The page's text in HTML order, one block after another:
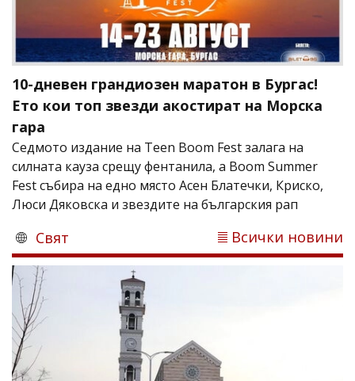
10-дневен грандиозен маратон в Бургас!
Ето кои топ звезди акостират на Морска
гара
Седмото издание на Teen Boom Fest залага на
силната кауза срещу фентанила, а Boom Summer
Fest събира на едно място Асен Блатечки, Криско,
Люси Дяковска и звездите на българския рап
Свят Всички новини